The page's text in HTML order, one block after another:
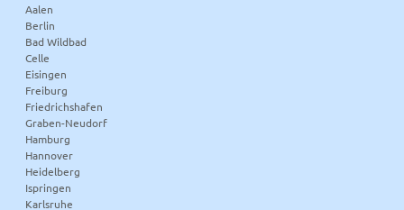
Aalen
Berlin
Bad Wildbad
Celle
Eisingen
Freiburg
Friedrichshafen
Graben-Neudorf
Hamburg
Hannover
Heidelberg
Ispringen
Karlsruhe